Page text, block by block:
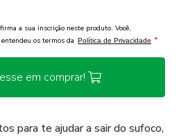
a sua inscrição neste produto. Você,
os termos da Política de Privacidade *
em comprar!
para te ajudar a sair do sufoco,